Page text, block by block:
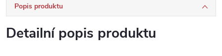
Popis produktu
Detailní popis produktu